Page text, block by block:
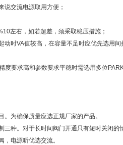
说交流电源取用方便；
左右，如若超差，须采取稳压措施；
时VA值较高，在容量不足时应优先选用间
要求高和参数要求平稳时需选用多位
为确保质量应选正规厂家的产品。
种。对于长时间阀门开通只有短时关闭的
电源听优选交流。